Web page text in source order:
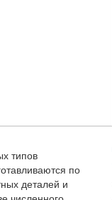
типов
по
деталей и